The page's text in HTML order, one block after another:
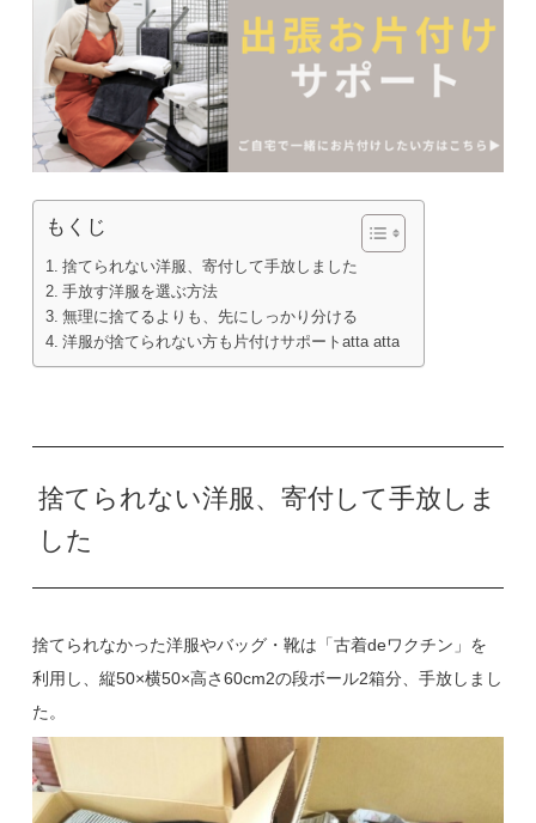
もくじ
捨てられない洋服、寄付して手放しました
手放す洋服を選ぶ方法
無理に捨てるよりも、先にしっかり分ける
洋服が捨てられない方も片付けサポートatta atta
捨てられない洋服、寄付して手放しま
した
捨てられなかった洋服やバッグ・靴は「古着deワクチン」を
利用し、縦50×横50×高さ60cm2の段ボール2箱分、手放しまし
た。